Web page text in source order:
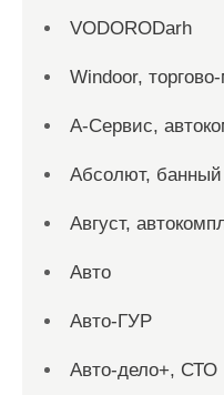
VODORODarh
Windoor,
А-Сервис,
Абсолют, банный
Август,
Авто
Авто-ГУР
Авто-дело+, СТО